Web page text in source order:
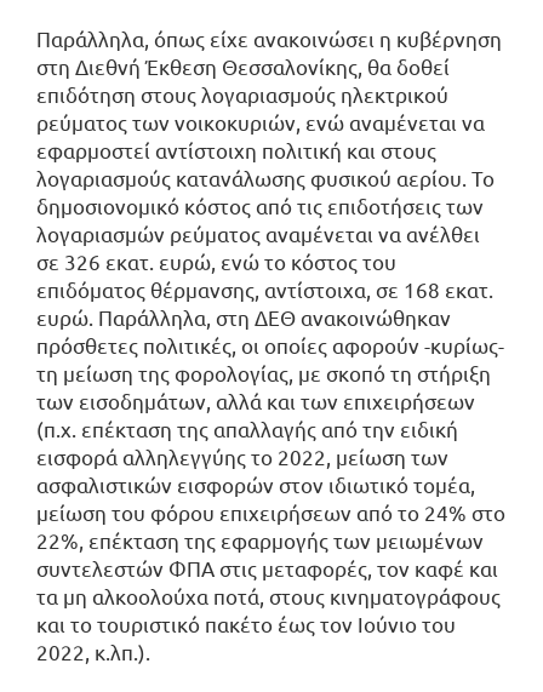
Παράλληλα, όπως είχε ανακοινώσει η κυβέρνηση
στη Διεθνή Έκθεση Θεσσαλονίκης, θα δοθεί
επιδότηση στους λογαριασμούς ηλεκτρικού
ρεύματος των νοικοκυριών, ενώ αναμένεται να
εφαρμοστεί αντίστοιχη πολιτική και στους
λογαριασμούς κατανάλωσης φυσικού αερίου. Το
δημοσιονομικό κόστος από τις επιδοτήσεις των
λογαριασμών ρεύματος αναμένεται να ανέλθει
σε 326 εκατ. ευρώ, ενώ το κόστος του
επιδόματος θέρμανσης, αντίστοιχα, σε 168 εκατ.
ευρώ. Παράλληλα, στη ΔΕΘ ανακοινώθηκαν
πρόσθετες πολιτικές, οι οποίες αφορούν -κυρίως-
τη μείωση της φορολογίας, με σκοπό τη στήριξη
των εισοδημάτων, αλλά και των επιχειρήσεων
(π.χ. επέκταση της απαλλαγής από την ειδική
εισφορά αλληλεγγύης το 2022, μείωση των
ασφαλιστικών εισφορών στον ιδιωτικό τομέα,
μείωση του φόρου επιχειρήσεων από το 24% στο
22%, επέκταση της εφαρμογής των μειωμένων
συντελεστών ΦΠΑ στις μεταφορές, τον καφέ και
τα μη αλκοολούχα ποτά, στους κινηματογράφους
και το τουριστικό πακέτο έως τον Ιούνιο του
2022, κ.λπ.).